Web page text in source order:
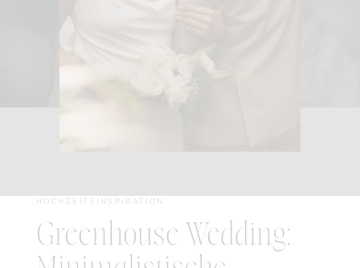
HOCHZEITSINSPIRATION
Greenhouse Wedding: